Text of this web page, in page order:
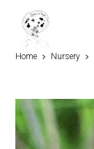
Home Nursery